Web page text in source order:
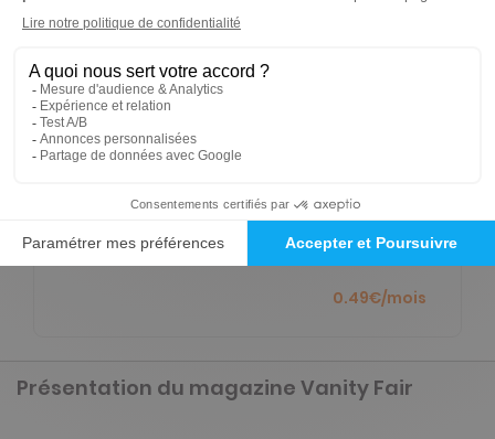
NOUVEAU à tester absolument - Service
mobilité
Ecoutez tous les articles de votre magazine
voiture (Disponible via CarPlay & Androïd Auto)
ou à pied avec l'application Press Connect (iOS,
Android).
0.49€/mois
Présentation du magazine Vanity Fair